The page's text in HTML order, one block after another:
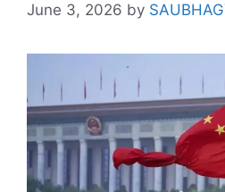
June 3, 2026 by